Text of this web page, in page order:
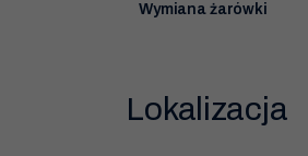
Wymiana żarówki
Lokalizacja